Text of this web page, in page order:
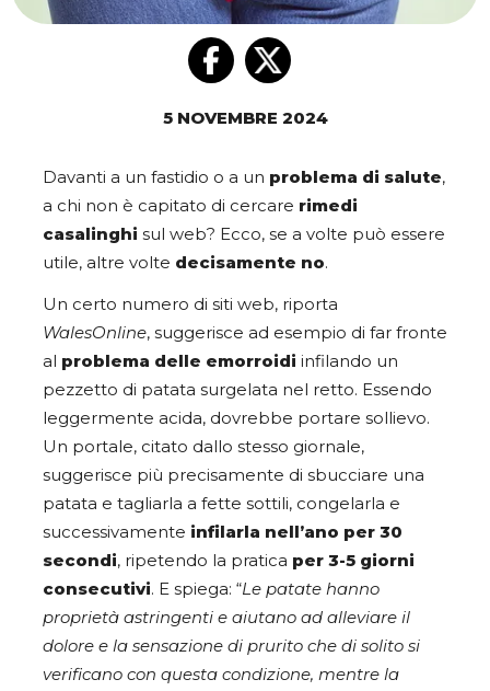
5 NOVEMBRE 2024
Davanti a un fastidio o a un problema di salute,
a chi non è capitato di cercare rimedi
casalinghi sul web? Ecco, se a volte può essere
utile, altre volte decisamente no.
Un certo numero di siti web, riporta
WalesOnline, suggerisce ad esempio di far fronte
al problema delle emorroidi infilando un
pezzetto di patata surgelata nel retto. Essendo
leggermente acida, dovrebbe portare sollievo.
Un portale, citato dallo stesso giornale,
suggerisce più precisamente di sbucciare una
patata e tagliarla a fette sottili, congelarla e
successivamente infilarla nell’ano per 30
secondi, ripetendo la pratica per 3-5 giorni
consecutivi. E spiega: “Le patate hanno
proprietà astringenti e aiutano ad alleviare il
dolore e la sensazione di prurito che di solito si
verificano con questa condizione, mentre la